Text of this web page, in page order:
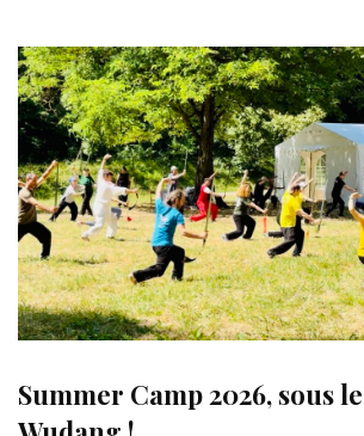
Summer Camp 2026, sous